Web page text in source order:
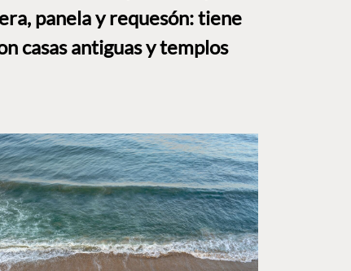
panela y requesón: tiene
casas antiguas y templos